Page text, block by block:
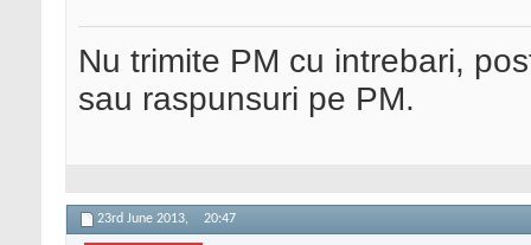
Nu trimite PM cu intrebari,
sau raspunsuri pe PM.
23rd June 2013, 20:47